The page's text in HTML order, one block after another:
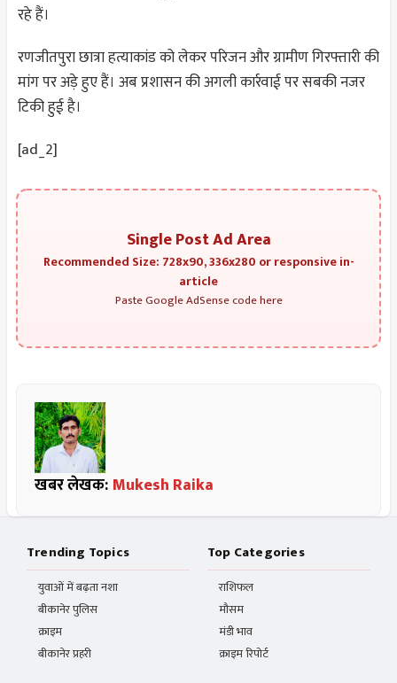
रहे हैं।
रणजीतपुरा छात्रा हत्याकांड को लेकर परिजन और ग्रामीण गिरफ्तारी की
मांग पर अड़े हुए हैं। अब प्रशासन की अगली कार्रवाई पर सबकी नजर
टिकी हुई है।
[ad_2]
Single Post Ad Area
Recommended Size: 728x90, 336x280 or responsive in-
article
Paste Google AdSense code here
खबर लेखक: Mukesh Raika
Trending Topics
युवाओं में बढ़ता नशा
बीकानेर पुलिस
क्राइम
बीकानेर प्रहरी
Top Categories
राशिफल
मौसम
मंडी भाव
क्राइम रिपोर्ट